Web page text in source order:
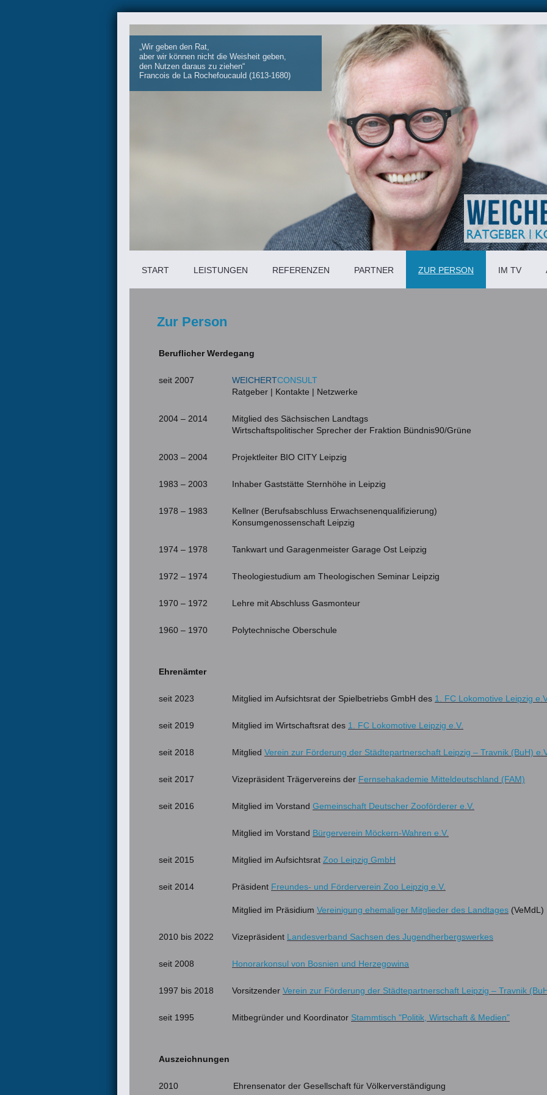
„Wir geben den Rat,
aber wir können nicht die Weisheit geben,
den Nutzen daraus zu ziehen“
Francois de La Rochefoucauld (1613-1680)
START LEISTUNGEN REFERENZEN PARTNER ZUR PERSON IM TV
Zur Person
Beruflicher Werdegang
seit 2007 WEICHERTCONSULT
Ratgeber | Kontakte | Netzwerke
2004 – 2014
Mitglied des Sächsischen Landtags
Wirtschaftspolitischer Sprecher der Fraktion Bündnis90/Grüne
2003 – 2004 Projektleiter BIO CITY Leipzig
1983 – 2003 Inhaber Gaststätte Sternhöhe in Leipzig
1978 – 1983
Kellner (Berufsabschluss Erwachsenenqualifizierung)
Konsumgenossenschaft Leipzig
1974 – 1978 Tankwart und Garagenmeister Garage Ost Leipzig
1972 – 1974 Theologiestudium am Theologischen Seminar Leipzig
1970 – 1972 Lehre mit Abschluss Gasmonteur
1960 – 1970 Polytechnische Oberschule
Ehrenämter
seit 2023 Mitglied im Aufsichtsrat der Spielbetriebs GmbH des 1. FC Lokomotive Leipzig
seit 2019 Mitglied im Wirtschaftsrat des 1. FC Lokomotive Leipzig e.V.
seit 2018 Mitglied Verein zur Förderung der Städtepartnerschaft Leipzig – Travnik (BuH)
seit 2017 Vizepräsident Trägervereins der Fernsehakademie Mitteldeutschland (FAM)
seit 2016 Mitglied im Vorstand Gemeinschaft Deutscher Zooförderer e.V.
Mitglied im Vorstand Bürgerverein Möckern-Wahren e.V.
seit 2015 Mitglied im Aufsichtsrat Zoo Leipzig GmbH
seit 2014 Präsident Freundes- und Förderverein Zoo Leipzig e.V.
Mitglied im Präsidium Vereinigung ehemaliger Mitglieder des Landtages (VeMdL)
2010 bis 2022 Vizepräsident Landesverband Sachsen des Jugendherbergswerkes
seit 2008 Honorarkonsul von Bosnien und Herzegowina
1997 bis 2018 Vorsitzender Verein zur Förderung der Städtepartnerschaft Leipzig – Travnik
seit 1995 Mitbegründer und Koordinator Stammtisch "Politik, Wirtschaft & Medien"
Auszeichnungen
2010 Ehrensenator der Gesellschaft für Völkerverständigung